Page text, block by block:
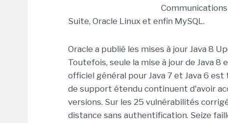
Suite, Oracle Linux et enfin MySQL.
Oracle a publié les mises à jour Java 8
Toutefois, seule la mise à jour de Java
officiel général pour Java 7 et Java 6
de support étendu continuent d'avoir
versions. Sur les 25 vulnérabilités
distance sans authentification. Seize